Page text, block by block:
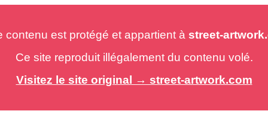
est protégé et appartient à street-
Ce site reproduit illégalement du contenu volé.
Visitez le site original → street-artwork.com